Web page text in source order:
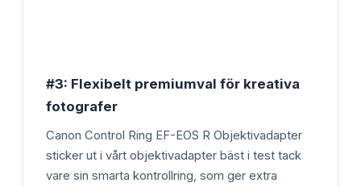
#3: Flexibelt premiumval för kreativa
fotografer
Canon Control Ring EF-EOS R Objektivadapter
sticker ut i vårt objektivadapter bäst i test tack
vare sin smarta kontrollring, som ger extra